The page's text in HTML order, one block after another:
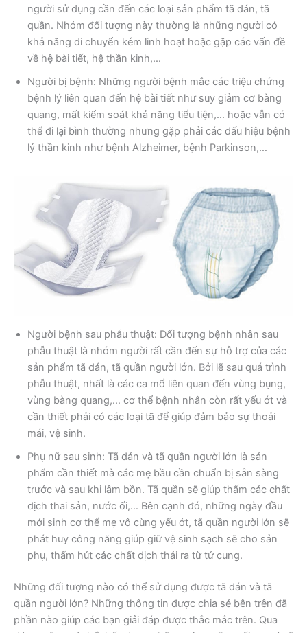
người sử dụng cần đến các loại sản phẩm tã dán, tã
quần. Nhóm đối tượng này thường là những người có
khả năng di chuyển kém linh hoạt hoặc gặp các vấn đề
về hệ bài tiết, hệ thần kinh,…
Người bị bệnh: Những người bệnh mắc các triệu chứng
bệnh lý liên quan đến hệ bài tiết như suy giảm cơ bàng
quang, mất kiểm soát khả năng tiểu tiện,… hoặc vẫn có
thể đi lại bình thường nhưng gặp phải các dấu hiệu bệnh
lý thần kinh như bệnh Alzheimer, bệnh Parkinson,…
Người bệnh sau phẫu thuật: Đối tượng bệnh nhân sau
phẫu thuật là nhóm người rất cần đến sự hỗ trợ của các
sản phẩm tã dán, tã quần người lớn. Bởi lẽ sau quá trình
phẫu thuật, nhất là các ca mổ liên quan đến vùng bụng,
vùng bàng quang,… cơ thể bệnh nhân còn rất yếu ớt và
cần thiết phải có các loại tã để giúp đảm bảo sự thoải
mái, vệ sinh.
Phụ nữ sau sinh: Tã dán và tã quần người lớn là sản
phẩm cần thiết mà các mẹ bầu cần chuẩn bị sẵn sàng
trước và sau khi lâm bồn. Tã quần sẽ giúp thấm các chất
dịch thai sản, nước ối,… Bên cạnh đó, những ngày đầu
mới sinh cơ thể mẹ vô cùng yếu ớt, tã quần người lớn sẽ
phát huy công năng giúp giữ vệ sinh sạch sẽ cho sản
phụ, thấm hút các chất dịch thải ra từ tử cung.
Những đối tượng nào có thể sử dụng được tã dán và tã
quần người lớn? Những thông tin được chia sẻ bên trên đã
phần nào giúp các bạn giải đáp được thắc mắc trên. Qua